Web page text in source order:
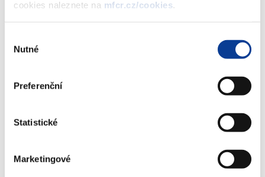
cookies naleznete na mfcr.cz/cookies.
souhlasu
Nutné
Preferenční
Statistické
Marketingové
podobě předvyplnění daňového přiznání. Věřím, že projekt JMHZ
zvýší komfort při plnění daňových povinností a posílí důvěru
financí Zbyněk Stanjura